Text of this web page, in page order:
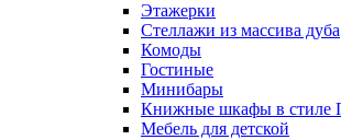
Этажерки
Стеллажи из массива дуба
Комоды
Гостиные
Минибары
Книжные шкафы в стиле
Мебель для детской